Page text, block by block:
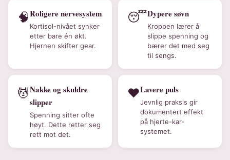
🧠Roligere nervesystem
Kortisol-nivået synker
etter bare én økt.
Hjernen skifter gear.
😴Dypere søvn
Kroppen lærer å
slippe spenning og
bærer det med seg
til sengs.
💆Nakke og skuldre
slipper
Spenning sitter ofte
høyt. Dette retter seg
rett mot det.
❤️Lavere puls
Jevnlig praksis gir
dokumentert effekt
på hjerte-kar-
systemet.